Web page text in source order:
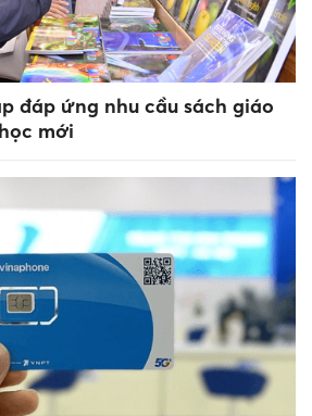
đáp ứng nhu cầu sách giáo
mới